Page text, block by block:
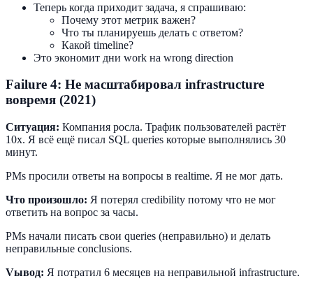
Теперь когда приходит задача, я спрашиваю:
Почему этот метрик важен?
Что ты планируешь делать с ответом?
Какой timeline?
Это экономит дни work на wrong direction
Failure 4: Не масштабировал infrastructure
вовремя (2021)
Ситуация: Компания росла. Трафик пользователей растёт
10x. Я всё ещё писал SQL queries которые выполнялись 30
минут.
PMs просили ответы на вопросы в realtime. Я не мог дать.
Что произошло: Я потерял credibility потому что не мог
ответить на вопрос за часы.
PMs начали писать свои queries (неправильно) и делать
неправильные conclusions.
Vывод: Я потратил 6 месяцев на неправильной infrastructure.